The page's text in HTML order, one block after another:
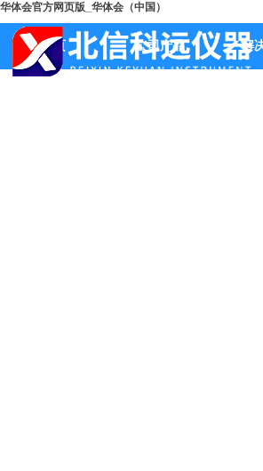
华体会官方网页版_华体会（中国）
首页 公司产品 解